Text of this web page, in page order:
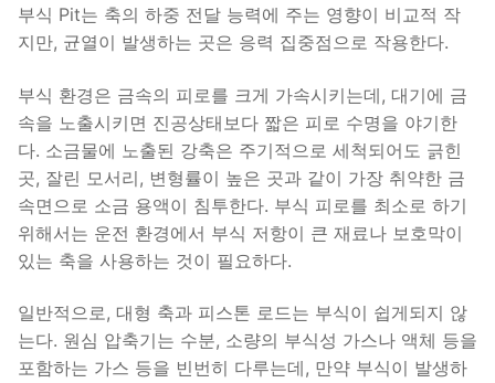
부식 Pit는 축의 하중 전달 능력에 주는 영향이 비교적 작
지만, 균열이 발생하는 곳은 응력 집중점으로 작용한다.
부식 환경은 금속의 피로를 크게 가속시키는데, 대기에 금
속을 노출시키면 진공상태보다 짧은 피로 수명을 야기한
다. 소금물에 노출된 강축은 주기적으로 세척되어도 긁힌
곳, 잘린 모서리, 변형률이 높은 곳과 같이 가장 취약한 금
속면으로 소금 용액이 침투한다. 부식 피로를 최소로 하기
위해서는 운전 환경에서 부식 저항이 큰 재료나 보호막이
있는 축을 사용하는 것이 필요하다.
일반적으로, 대형 축과 피스톤 로드는 부식이 쉽게되지 않
는다. 원심 압축기는 수분, 소량의 부식성 가스나 액체 등을
포함하는 가스 등을 빈번히 다루는데, 만약 부식이 발생하